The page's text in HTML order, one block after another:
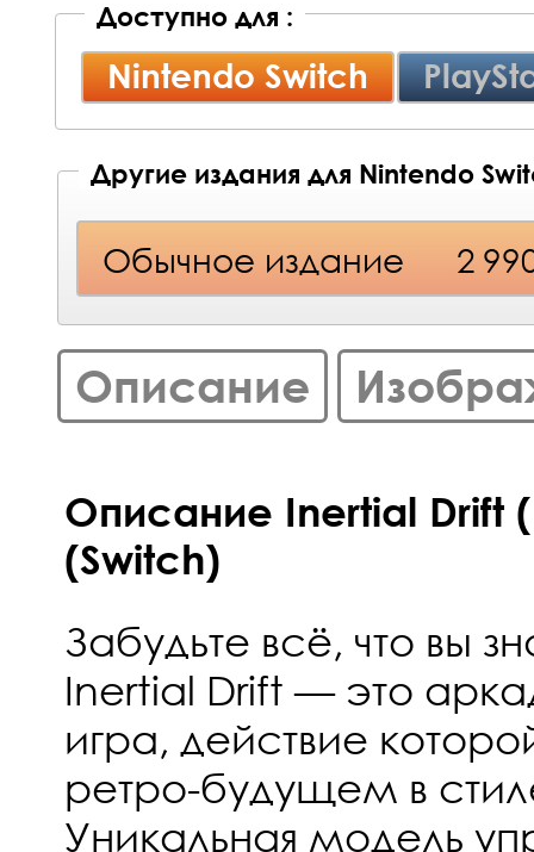
Доступно для :
Nintendo Switch
Другие издания для Nintendo
Обычное издание 2
Описание
Описание Inertial Drift
(Switch)
Забудьте всё, что вы
Inertial Drift — это
игра, действие
ретро-будущем в
Уникальная модель